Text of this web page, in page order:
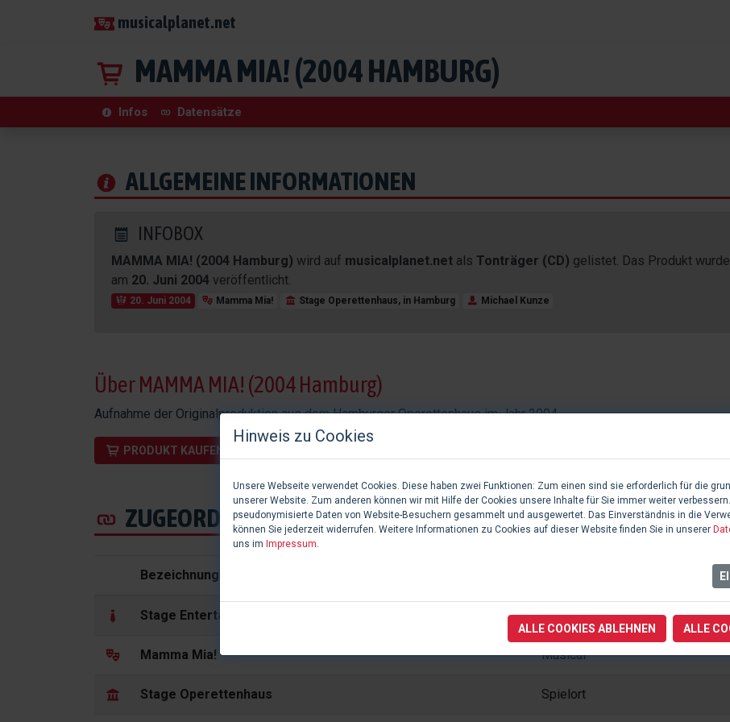
musicalplanet.net
MAMMA MIA! (2004 HAMBURG)
Infos Datensätze
ALLGEMEINE INFORMATIONEN
INFOBOX
MAMMA MIA! (2004 Hamburg) wird auf musicalplanet.net als Tonträger (CD) gelistet. Das Produkt wurde
am 20. Juni 2004 veröffentlicht.
20. Juni 2004 Mamma Mia! Stage Operettenhaus, in Hamburg Michael Kunze
Über MAMMA MIA! (2004 Hamburg)
Aufnahme der Originalproduktion aus dem Hamburger Operettenhaus im Jahr 2004.
PRODUKT KAUFEN
ZUGEORDNETE DATENSÄTZE
Bezeichnung
Stage Entertainment GmbH Unternehmen
Mamma Mia! Musical
Stage Operettenhaus Spielort
Hinweis zu Cookies
Unsere Webseite verwendet Cookies. Diese haben zwei Funktionen: Zum einen sind sie erforderlich für die
unserer Website. Zum anderen können wir mit Hilfe der Cookies unsere Inhalte für Sie immer weiter
pseudonymisierte Daten von Website-Besuchern gesammelt und ausgewertet. Das Einverständnis in die
können Sie jederzeit widerrufen. Weitere Informationen zu Cookies auf dieser Website finden Sie in unserer
uns im Impressum
ALLE COOKIES ABLEHNEN ALLE